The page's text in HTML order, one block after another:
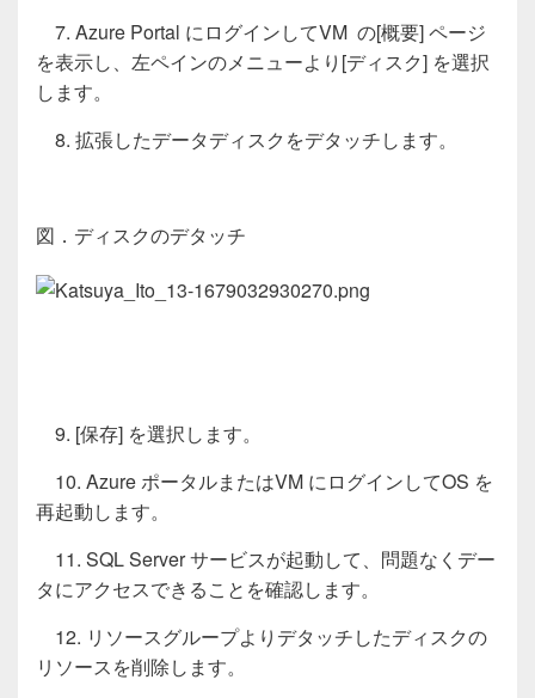
7. Azure Portal にログインしてVM の[概要] ページ
を表示し、左ペインのメニューより[ディスク] を選択
します。
8. 拡張したデータディスクをデタッチします。
図．ディスクのデタッチ
9. [保存] を選択します。
10. Azure ポータルまたはVM にログインしてOS を
再起動します。
11. SQL Server サービスが起動して、問題なくデー
タにアクセスできることを確認します。
12. リソースグループよりデタッチしたディスクの
リソースを削除します。